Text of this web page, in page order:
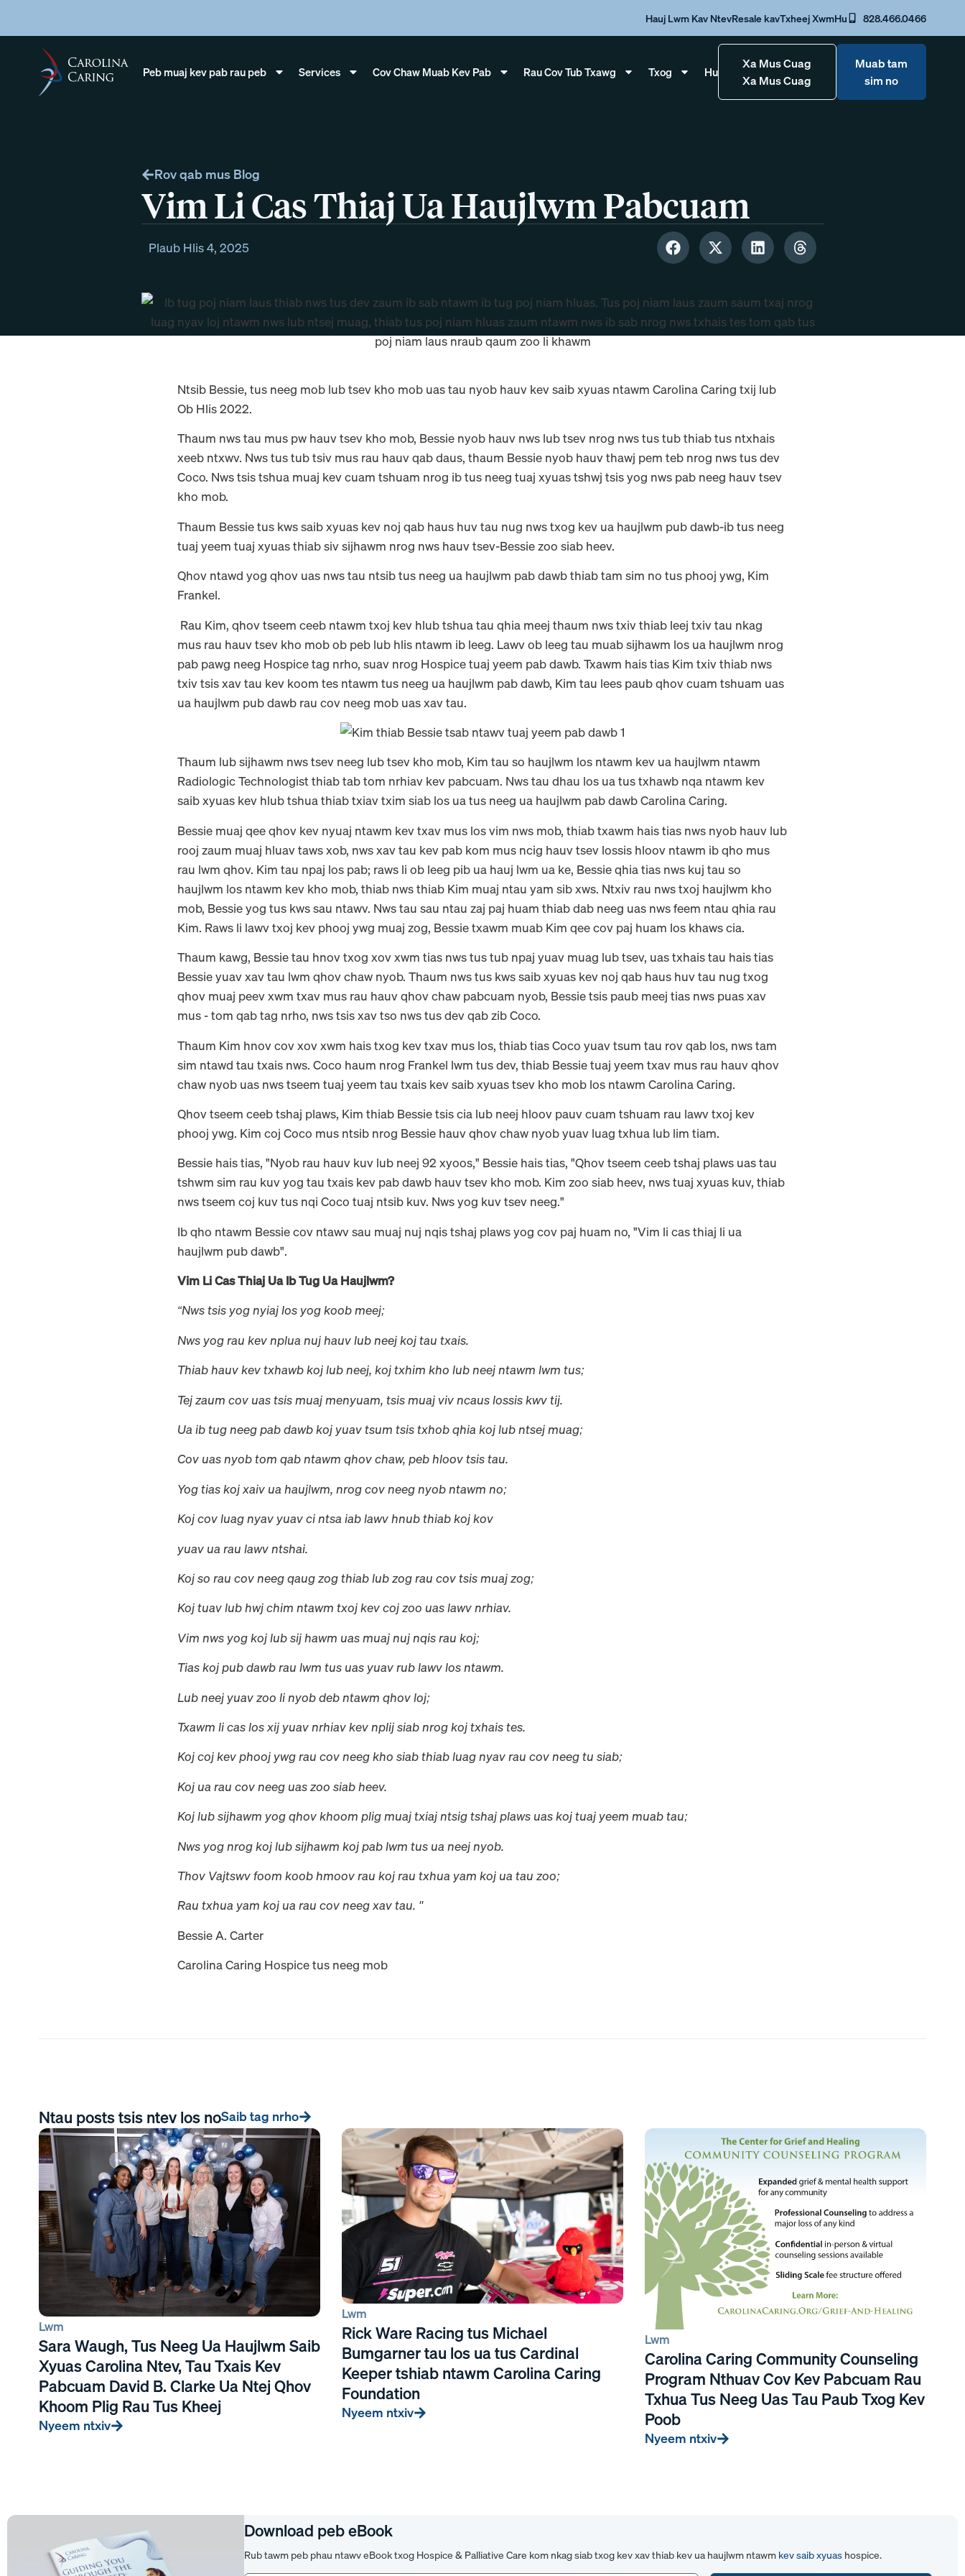
Hauj Lwm Kav NtevResale kavTxheej XwmHu 828.466.0466
Peb muaj kev pab rau peb Services Cov Chaw Muab Kev Pab Rau Cov Tub Txawg Txog Hu
Xa Mus Cuag
Xa Mus Cuag
Muab tam
sim no
Rov qab mus Blog
Vim Li Cas Thiaj Ua Haujlwm Pabcuam
Plaub Hlis 4, 2025
Ntsib Bessie, tus neeg mob lub tsev kho mob uas tau nyob hauv kev saib xyuas ntawm Carolina Caring txij lub
Ob Hlis 2022.
Thaum nws tau mus pw hauv tsev kho mob, Bessie nyob hauv nws lub tsev nrog nws tus tub thiab tus ntxhais
xeeb ntxwv. Nws tus tub tsiv mus rau hauv qab daus, thaum Bessie nyob hauv thawj pem teb nrog nws tus dev
Coco. Nws tsis tshua muaj kev cuam tshuam nrog ib tus neeg tuaj xyuas tshwj tsis yog nws pab neeg hauv tsev
kho mob.
Thaum Bessie tus kws saib xyuas kev noj qab haus huv tau nug nws txog kev ua haujlwm pub dawb-ib tus neeg
tuaj yeem tuaj xyuas thiab siv sijhawm nrog nws hauv tsev-Bessie zoo siab heev.
Qhov ntawd yog qhov uas nws tau ntsib tus neeg ua haujlwm pab dawb thiab tam sim no tus phooj ywg, Kim
Frankel.
Rau Kim, qhov tseem ceeb ntawm txoj kev hlub tshua tau qhia meej thaum nws txiv thiab leej txiv tau nkag
mus rau hauv tsev kho mob ob peb lub hlis ntawm ib leeg. Lawv ob leeg tau muab sijhawm los ua haujlwm nrog
pab pawg neeg Hospice tag nrho, suav nrog Hospice tuaj yeem pab dawb. Txawm hais tias Kim txiv thiab nws
txiv tsis xav tau kev koom tes ntawm tus neeg ua haujlwm pab dawb, Kim tau lees paub qhov cuam tshuam uas
ua haujlwm pub dawb rau cov neeg mob uas xav tau.
Thaum lub sijhawm nws tsev neeg lub tsev kho mob, Kim tau so haujlwm los ntawm kev ua haujlwm ntawm
Radiologic Technologist thiab tab tom nrhiav kev pabcuam. Nws tau dhau los ua tus txhawb nqa ntawm kev
saib xyuas kev hlub tshua thiab txiav txim siab los ua tus neeg ua haujlwm pab dawb Carolina Caring.
Bessie muaj qee qhov kev nyuaj ntawm kev txav mus los vim nws mob, thiab txawm hais tias nws nyob hauv lub
rooj zaum muaj hluav taws xob, nws xav tau kev pab kom mus ncig hauv tsev lossis hloov ntawm ib qho mus
rau lwm qhov. Kim tau npaj los pab; raws li ob leeg pib ua hauj lwm ua ke, Bessie qhia tias nws kuj tau so
haujlwm los ntawm kev kho mob, thiab nws thiab Kim muaj ntau yam sib xws. Ntxiv rau nws txoj haujlwm kho
mob, Bessie yog tus kws sau ntawv. Nws tau sau ntau zaj paj huam thiab dab neeg uas nws feem ntau qhia rau
Kim. Raws li lawv txoj kev phooj ywg muaj zog, Bessie txawm muab Kim qee cov paj huam los khaws cia.
Thaum kawg, Bessie tau hnov txog xov xwm tias nws tus tub npaj yuav muag lub tsev, uas txhais tau hais tias
Bessie yuav xav tau lwm qhov chaw nyob. Thaum nws tus kws saib xyuas kev noj qab haus huv tau nug txog
qhov muaj peev xwm txav mus rau hauv qhov chaw pabcuam nyob, Bessie tsis paub meej tias nws puas xav
mus - tom qab tag nrho, nws tsis xav tso nws tus dev qab zib Coco.
Thaum Kim hnov cov xov xwm hais txog kev txav mus los, thiab tias Coco yuav tsum tau rov qab los, nws tam
sim ntawd tau txais nws. Coco haum nrog Frankel lwm tus dev, thiab Bessie tuaj yeem txav mus rau hauv qhov
chaw nyob uas nws tseem tuaj yeem tau txais kev saib xyuas tsev kho mob los ntawm Carolina Caring.
Qhov tseem ceeb tshaj plaws, Kim thiab Bessie tsis cia lub neej hloov pauv cuam tshuam rau lawv txoj kev
phooj ywg. Kim coj Coco mus ntsib nrog Bessie hauv qhov chaw nyob yuav luag txhua lub lim tiam.
Bessie hais tias, "Nyob rau hauv kuv lub neej 92 xyoos," Bessie hais tias, "Qhov tseem ceeb tshaj plaws uas tau
tshwm sim rau kuv yog tau txais kev pab dawb hauv tsev kho mob. Kim zoo siab heev, nws tuaj xyuas kuv, thiab
nws tseem coj kuv tus nqi Coco tuaj ntsib kuv. Nws yog kuv tsev neeg."
Ib qho ntawm Bessie cov ntawv sau muaj nuj nqis tshaj plaws yog cov paj huam no, "Vim li cas thiaj li ua
haujlwm pub dawb".
Vim Li Cas Thiaj Ua Ib Tug Ua Haujlwm?
“Nws tsis yog nyiaj los yog koob meej;
Nws yog rau kev nplua nuj hauv lub neej koj tau txais.
Thiab hauv kev txhawb koj lub neej, koj txhim kho lub neej ntawm lwm tus;
Tej zaum cov uas tsis muaj menyuam, tsis muaj viv ncaus lossis kwv tij.
Ua ib tug neeg pab dawb koj yuav tsum tsis txhob qhia koj lub ntsej muag;
Cov uas nyob tom qab ntawm qhov chaw, peb hloov tsis tau.
Yog tias koj xaiv ua haujlwm, nrog cov neeg nyob ntawm no;
Koj cov luag nyav yuav ci ntsa iab lawv hnub thiab koj kov
yuav ua rau lawv ntshai.
Koj so rau cov neeg qaug zog thiab lub zog rau cov tsis muaj zog;
Koj tuav lub hwj chim ntawm txoj kev coj zoo uas lawv nrhiav.
Vim nws yog koj lub sij hawm uas muaj nuj nqis rau koj;
Tias koj pub dawb rau lwm tus uas yuav rub lawv los ntawm.
Lub neej yuav zoo li nyob deb ntawm qhov loj;
Txawm li cas los xij yuav nrhiav kev nplij siab nrog koj txhais tes.
Koj coj kev phooj ywg rau cov neeg kho siab thiab luag nyav rau cov neeg tu siab;
Koj ua rau cov neeg uas zoo siab heev.
Koj lub sijhawm yog qhov khoom plig muaj txiaj ntsig tshaj plaws uas koj tuaj yeem muab tau;
Nws yog nrog koj lub sijhawm koj pab lwm tus ua neej nyob.
Thov Vajtswv foom koob hmoov rau koj rau txhua yam koj ua tau zoo;
Rau txhua yam koj ua rau cov neeg xav tau. "
Bessie A. Carter
Carolina Caring Hospice tus neeg mob
Ntau posts tsis ntev los noSaib tag nrho
Lwm
Sara Waugh, Tus Neeg Ua Haujlwm Saib
Xyuas Carolina Ntev, Tau Txais Kev
Pabcuam David B. Clarke Ua Ntej Qhov
Khoom Plig Rau Tus Kheej
Nyeem ntxiv
Lwm
Rick Ware Racing tus Michael
Bumgarner tau los ua tus Cardinal
Keeper tshiab ntawm Carolina Caring
Foundation
Nyeem ntxiv
Lwm
Carolina Caring Community Counseling
Program Nthuav Cov Kev Pabcuam Rau
Txhua Tus Neeg Uas Tau Paub Txog Kev
Poob
Nyeem ntxiv
Download peb eBook
Rub tawm peb phau ntawv eBook txog Hospice & Palliative Care kom nkag siab txog kev xav thiab kev ua haujlwm ntawm kev saib xyuas hospice.